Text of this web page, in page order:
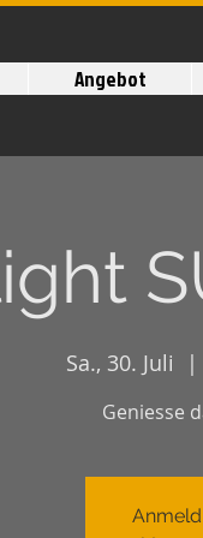
Angebot
Sa., 30. Juli
Geniesse